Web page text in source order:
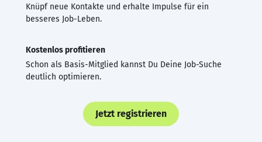
Knüpf neue Kontakte und erhalte Impulse für ein
besseres Job-Leben.
Kostenlos profitieren
Schon als Basis-Mitglied kannst Du Deine Job-Suche
deutlich optimieren.
Jetzt registrieren